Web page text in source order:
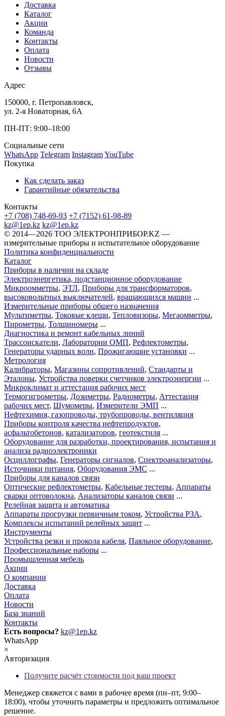
Доставка
Каталог
Акции
Команда
Контакты
Оплата
Новости
Отзывы
Адрес
150000, г. Петропавловск,
ул. 2-я Новаторная, 6А
ПН-ПТ: 9:00–18:00
Социальные сети
WhatsApp Telegram InstagramYouTube
Покупка
Как сделать заказ
Гарантийные обязательства
Контакты
+7 (708) 748-69-93 +7 (7152) 61-98-89
kz@1ep.kz kz@1ep.kz
©️ 2014—2026 ТОО ЭЛЕКТРОНПРИБОР.KZ —
измерительные приборы и испытательное оборудование
Политика конфиденциальности
Каталог
Приборы в наличии на складе
Электроэнергетика, подстанционное оборудование
Микроомметры, ЭТЛ, Приборы для трансформаторов,
высоковольтных выключателей, вращающихся машин ...
Измерительные приборы общего назначения
Мультиметры, Токовые клещи, Тепловизоры, Мегаомметры,
Пирометры, Толщиномеры ...
Диагностика и ремонт кабельных линий
Трассоискатели, Лаборатории ОМП, Рефлектометры,
Генераторы ударных волн, Прожигающие установки ...
Метрология
Калибраторы, Магазины сопротивлений, Стандарты и
Эталоны, Устройства поверки счетчиков электроэнергии ...
Микроклимат и аттестация рабочих мест
Термогигрометры, Дозиметры, Радиометры, Аттестация
рабочих мест, Шумомеры, Измерители ЭМП ...
Нефтехимия, газопроводы, трубопроводы, вентиляция
Приборы контроля качества нефтепродуктов,
асфальтобетонов, катализаторов, геотекстиля ...
Оборудование для разработки, проектирования, испытания и
анализа радиоэлектроники
Осциллографы, Генераторы сигналов, Спектроанализаторы,
Источники питания, Оборудования ЭМС ...
Приборы для каналов связи
Оптические рефлектометры, Кабельные тестеры, Аппараты
сварки оптоволокна, Анализаторы каналов связи ...
Релейная защита и автоматика
Аппараты прогрузки первичным током, Устройства РЗА,
Комплексы испытаний релейных защит ...
Инструменты
Устройства резки и прокола кабеля, Паяльное оборудование,
Профессиональные наборы ...
Промышленная мебель
Акции
О компании
Доставка
Оплата
Новости
База знаний
Контакты
Есть вопросы? kz@1ep.kz
WhatsApp
×
Авторизация
Получите расчёт стоимости под ваш проект
Менеджер свяжется с вами в рабочее время (пн–пт, 9:00–
18:00), чтобы уточнить параметры и предложить оптимальное
решение.